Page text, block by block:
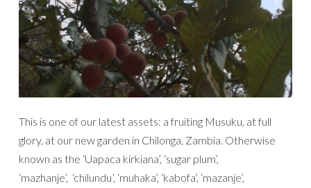
This is one of our latest assets: a fruiting Musuku, at full
glory, at our new garden in Chilonga, Zambia. Otherwise
known as the ‘Uapaca kirkiana’, ‘sugar plum’,
‘mazhanje’, ‘chilundu’, ‘muhaka’, ‘kabofa’, ‘mazanje’,